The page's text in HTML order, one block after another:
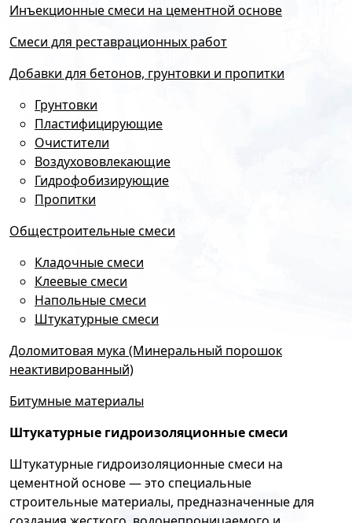
Инъекционные смеси на цементной основе
Смеси для реставрационных работ
Добавки для бетонов, грунтовки и пропитки
Грунтовки
Пластифицирующие
Очистители
Воздухововлекающие
Гидрофобизирующие
Пропитки
Общестроительные смеси
Кладочные смеси
Клеевые смеси
Напольные смеси
Штукатурные смеси
Доломитовая мука (Минеральный порошок
неактивированный)
Битумные материалы
Штукатурные гидроизоляционные смеси
Штукатурные гидроизоляционные смеси на
цементной основе — это специальные
строительные материалы, предназначенные для